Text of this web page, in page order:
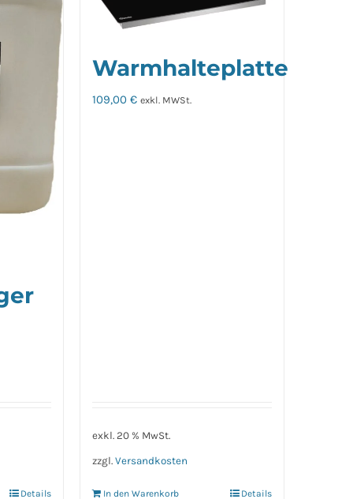
Details
Warmhalteplatte
109,00 € exkl. MWSt.
exkl. 20 % MwSt.
zzgl. Versandkosten
In den Warenkorb Details